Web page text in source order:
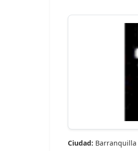
Ciudad: Barranquilla